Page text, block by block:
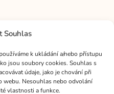
Souhlas
k ukládání a/nebo přístupu
jsou soubory cookies. Souhlas s
údaje, jako je chování při
webu. Nesouhlas nebo odvolání
vlastnosti a funkce.